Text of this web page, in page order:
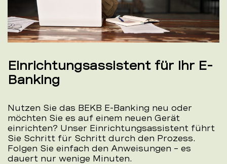
Einrichtungsassistent für Ihr E-
Banking
Nutzen Sie das BEKB E-Banking neu oder
möchten Sie es auf einem neuen Gerät
einrichten? Unser Einrichtungsassistent führt
Sie Schritt für Schritt durch den Prozess.
Folgen Sie einfach den Anweisungen – es
dauert nur wenige Minuten.